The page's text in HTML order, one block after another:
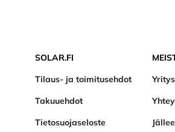
SOLAR.FI
Tilaus- ja toimitusehdot
Takuuehdot
Tietosuojaseloste
Yritys